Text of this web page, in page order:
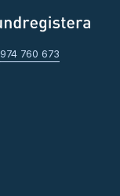
974 760 673